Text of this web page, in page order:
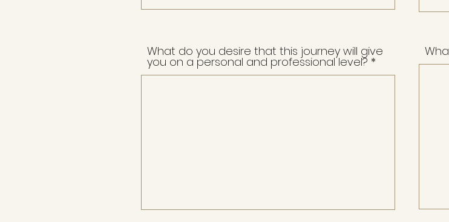
What do you desire that this journey will give
you on a personal and professional level?